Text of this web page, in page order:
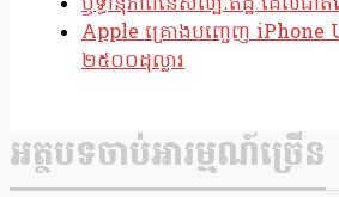
Apple គ្រោងបញ្ចេញ iPhone
២៥០០ដុល្លារ
អត្ថបទចាប់អារម្មណ៍ច្រើន